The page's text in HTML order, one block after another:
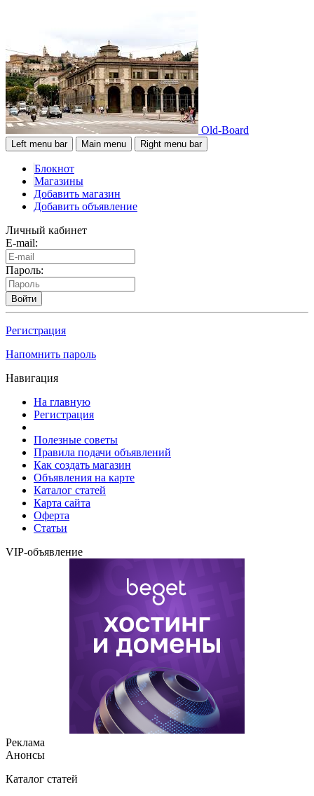
Old-Board
Left menu bar Main menu Right menu bar
Блокнот
Магазины
Добавить магазин
Добавить объявление
Личный кабинет
E-mail:
Пароль:
Войти
Регистрация
Напомнить пароль
Навигация
На главную
Регистрация
Полезные советы
Правила подачи объявлений
Как создать магазин
Объявления на карте
Каталог статей
Карта сайта
Оферта
Статьи
VIP-объявление
Реклама
Анонсы
Каталог статей